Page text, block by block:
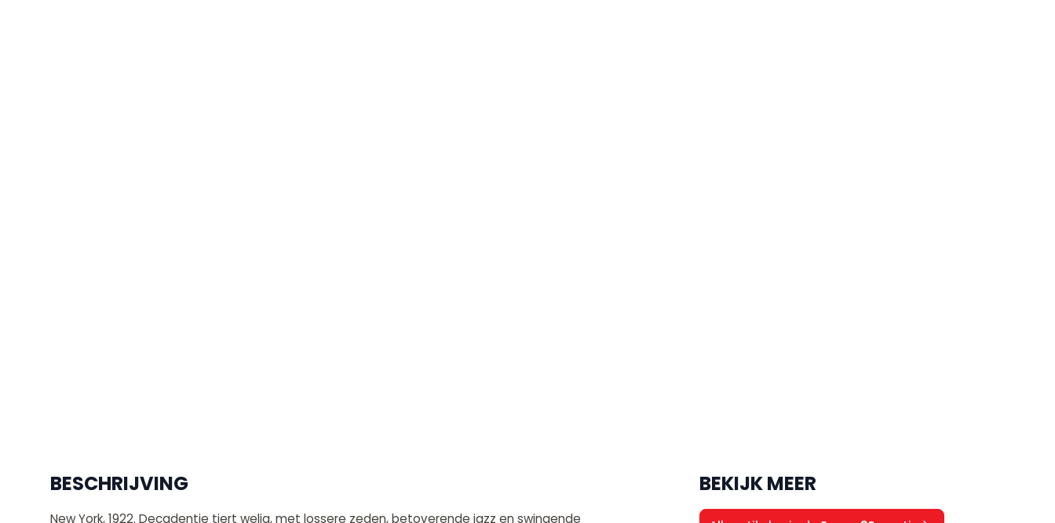
BEKIJK MEER
BESCHRIJVING
New York, 1922. Decadentie tiert welig, met lossere zeden, betoverende jazz en swingende